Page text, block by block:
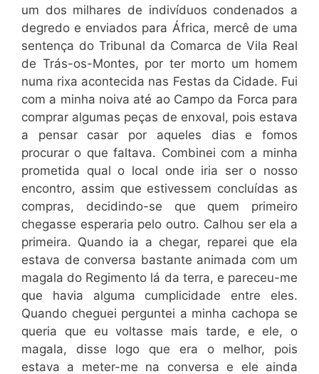
um dos milhares de indivíduos condenados a
degredo e enviados para África, mercê de uma
sentença do Tribunal da Comarca de Vila Real
de Trás-os-Montes, por ter morto um homem
numa rixa acontecida nas Festas da Cidade. Fui
com a minha noiva até ao Campo da Forca para
comprar algumas peças de enxoval, pois estava
a pensar casar por aqueles dias e fomos
procurar o que faltava. Combinei com a minha
prometida qual o local onde iria ser o nosso
encontro, assim que estivessem concluídas as
compras, decidindo-se que quem primeiro
chegasse esperaria pelo outro. Calhou ser ela a
primeira. Quando ia a chegar, reparei que ela
estava de conversa bastante animada com um
magala do Regimento lá da terra, e pareceu-me
que havia alguma cumplicidade entre eles.
Quando cheguei perguntei a minha cachopa se
queria que eu voltasse mais tarde, e ele, o
magala, disse logo que era o melhor, pois
estava a meter-me na conversa e ele ainda